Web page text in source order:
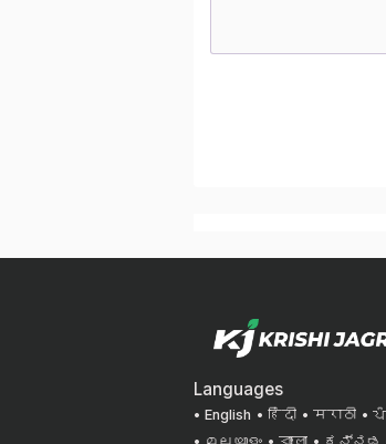
Languages
English हिंदी मराठी